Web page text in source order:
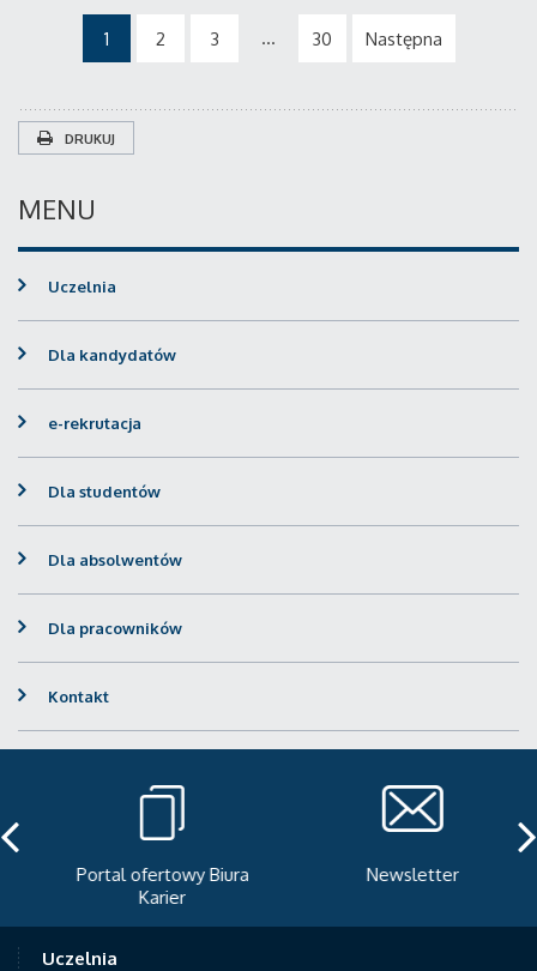
1 2 3 ... 30 Następna
DRUKUJ
MENU
Uczelnia
Dla kandydatów
e-rekrutacja
Dla studentów
Dla absolwentów
Dla pracowników
Kontakt
Portal ofertowy Biura
Karier
Newsletter
Uczelnia